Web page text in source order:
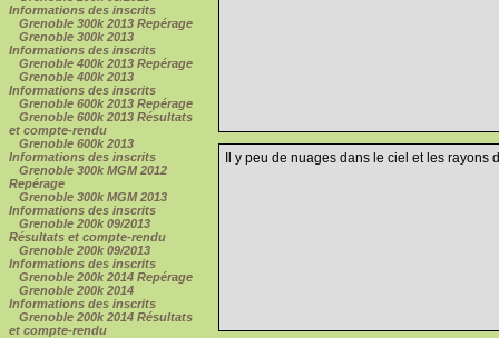
Informations des inscrits
Grenoble 300k 2013 Repérage
Grenoble 300k 2013
Informations des inscrits
Grenoble 400k 2013 Repérage
Grenoble 400k 2013
Informations des inscrits
Grenoble 600k 2013 Repérage
Grenoble 600k 2013 Résultats
et compte-rendu
Grenoble 600k 2013
Informations des inscrits
Grenoble 300k MGM 2012
Repérage
Grenoble 300k MGM 2013
Informations des inscrits
Grenoble 200k 09/2013
Résultats et compte-rendu
Grenoble 200k 09/2013
Informations des inscrits
Grenoble 200k 2014 Repérage
Grenoble 200k 2014
Informations des inscrits
Grenoble 200k 2014 Résultats
et compte-rendu
Il y peu de nuages dans le ciel et les